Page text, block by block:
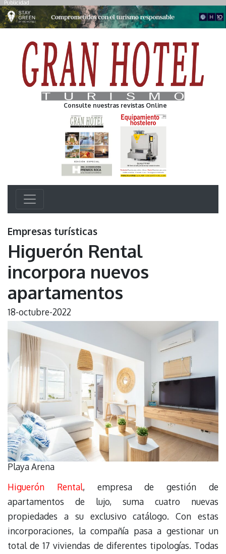
Publicidad
Consulte nuestras revistas Online
Empresas turísticas
Higuerón Rental
incorpora nuevos
apartamentos
18-octubre-2022
Playa Arena
Higuerón Rental, empresa de gestión de
apartamentos de lujo, suma cuatro nuevas
propiedades a su exclusivo catálogo. Con estas
incorporaciones, la compañía pasa a gestionar un
total de 17 viviendas de diferentes tipologías. Todas